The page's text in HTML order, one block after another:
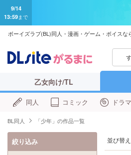
9/14
13:59まで
ボーイズラブ(BL)同人・漫画・ゲーム・ボイスな
乙女向け/TL
同人 コミック ドラ
BL同人 「少年」の作品一覧
並び替
絞り込み